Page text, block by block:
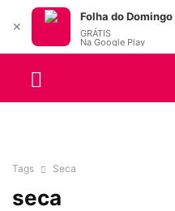
Tags Seca
seca
✕
Folha do Domingo
GRÁTIS
Na Google Play